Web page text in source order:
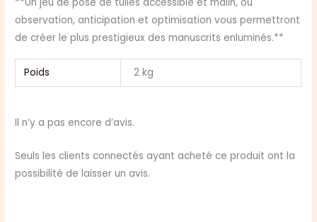
observation, anticipation et optimisation vous permettront
de créer le plus prestigieux des manuscrits enluminés.**
Poids 2 kg
Il n’y a pas encore d’avis.
Seuls les clients connectés ayant acheté ce produit ont la
possibilité de laisser un avis.